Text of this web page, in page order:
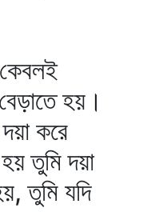
হয়।
করে
তুমি দয়া
তুমি যদি